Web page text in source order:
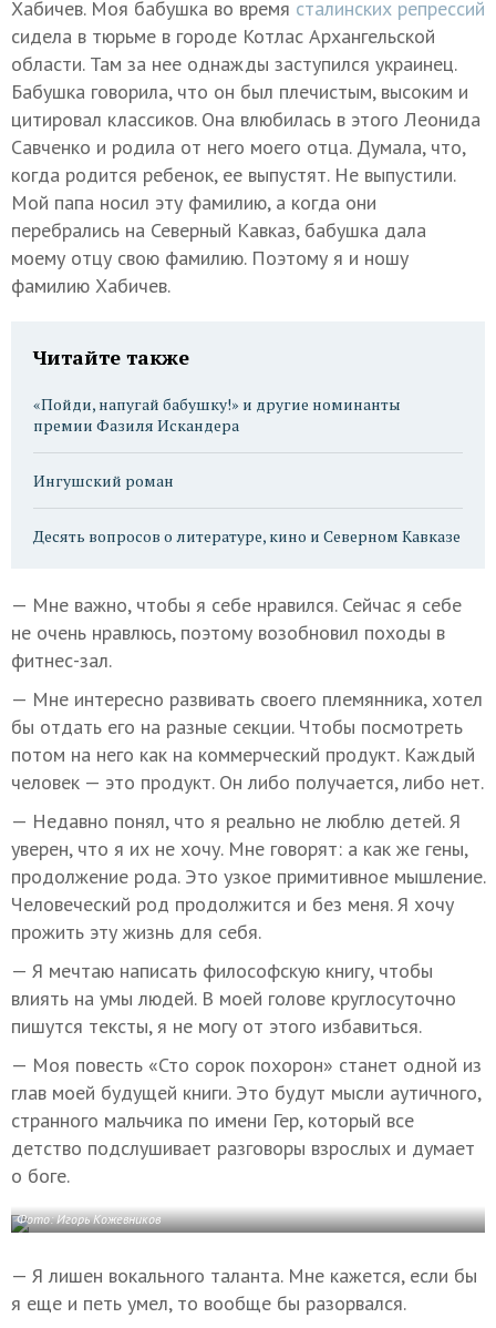
Хабичев. Моя бабушка во время сталинских репрессий
сидела в тюрьме в городе Котлас Архангельской
области. Там за нее однажды заступился украинец.
Бабушка говорила, что он был плечистым, высоким и
цитировал классиков. Она влюбилась в этого Леонида
Савченко и родила от него моего отца. Думала, что,
когда родится ребенок, ее выпустят. Не выпустили.
Мой папа носил эту фамилию, а когда они
перебрались на Северный Кавказ, бабушка дала
моему отцу свою фамилию. Поэтому я и ношу
фамилию Хабичев.
Читайте также
«Пойди, напугай бабушку!» и другие номинанты
премии Фазиля Искандера
Ингушский роман
Десять вопросов о литературе, кино и Северном Кавказе
— Мне важно, чтобы я себе нравился. Сейчас я себе
не очень нравлюсь, поэтому возобновил походы в
фитнес-зал.
— Мне интересно развивать своего племянника, хотел
бы отдать его на разные секции. Чтобы посмотреть
потом на него как на коммерческий продукт. Каждый
человек — это продукт. Он либо получается, либо нет.
— Недавно понял, что я реально не люблю детей. Я
уверен, что я их не хочу. Мне говорят: а как же гены,
продолжение рода. Это узкое примитивное мышление.
Человеческий род продолжится и без меня. Я хочу
прожить эту жизнь для себя.
— Я мечтаю написать философскую книгу, чтобы
влиять на умы людей. В моей голове круглосуточно
пишутся тексты, я не могу от этого избавиться.
— Моя повесть «Сто сорок похорон» станет одной из
глав моей будущей книги. Это будут мысли аутичного,
странного мальчика по имени Гер, который все
детство подслушивает разговоры взрослых и думает
о боге.
Фото: Игорь Кожевников
— Я лишен вокального таланта. Мне кажется, если бы
я еще и петь умел, то вообще бы разорвался.